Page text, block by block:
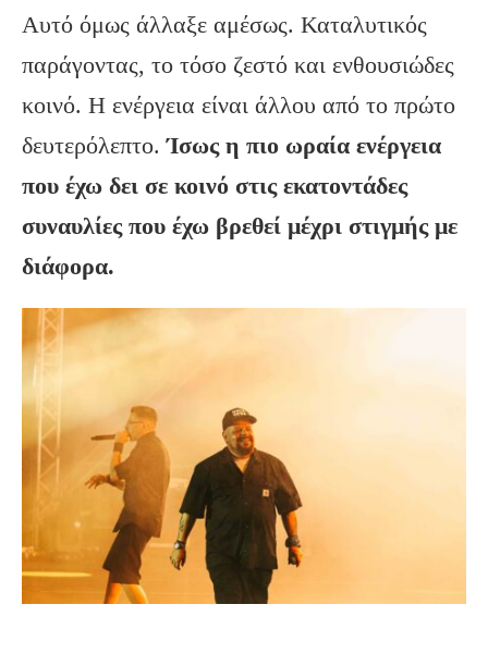
Αυτό όμως άλλαξε αμέσως. Καταλυτικός
παράγοντας, το τόσο ζεστό και ενθουσιώδες
κοινό. Η ενέργεια είναι άλλου από το πρώτο
δευτερόλεπτο.Ίσως η πιο ωραία ενέργεια
που έχω δει σε κοινό στις εκατοντάδες
συναυλίες που έχω βρεθεί μέχρι στιγμής με
διάφορα.